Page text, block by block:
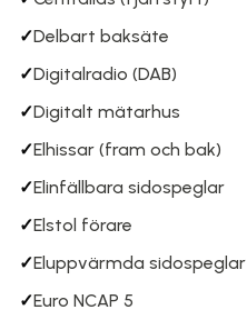
✓Delbart baksäte
✓Digitalradio (DAB)
✓Digitalt mätarhus
✓Elhissar (fram och bak)
✓Elinfällbara sidospeglar
✓Elstol förare
✓Eluppvärmda sidospeglar
✓Euro NCAP 5